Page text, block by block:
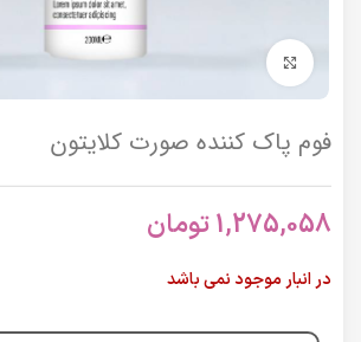
برای بزرگنمایی کلیک کنید
فوم پاک کننده صورت کلایتون
1,275,058تومان
در انبار موجود نمی باشد